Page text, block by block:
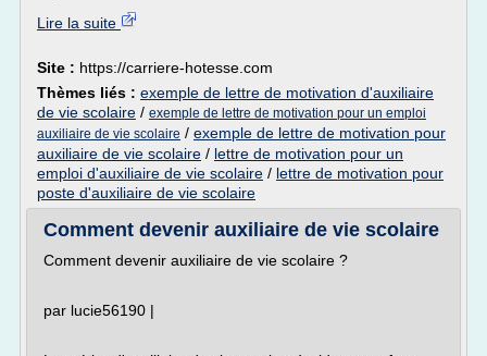
Lire la suite
Site : https://carriere-hotesse.com
Thèmes liés : exemple de lettre de motivation d'auxiliaire
de vie scolaire / exemple de lettre de motivation pour un emploi
auxiliaire de vie scolaire / exemple de lettre de motivation pour
auxiliaire de vie scolaire / lettre de motivation pour un
emploi d'auxiliaire de vie scolaire / lettre de motivation pour
poste d'auxiliaire de vie scolaire
Comment devenir auxiliaire de vie scolaire
Comment devenir auxiliaire de vie scolaire ?
par lucie56190 |